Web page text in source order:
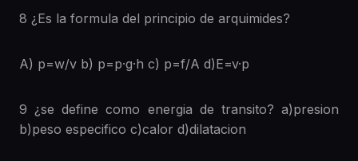
8 ¿Es la formula del principio de arquimides?
A) p=w/v b) p=p·g·h c) p=f/A d)E=v·p
9 ¿se define como energia de transito? a)presion
b)peso especifico c)calor d)dilatacion